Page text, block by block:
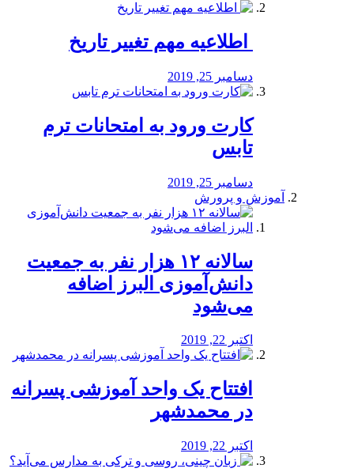
️ اطلاعیه مهم تغییر تاریخ
دسامبر 25, 2019
کارت ورود به امتحانات ترم
تابس
دسامبر 25, 2019
آموزش و پرورش
️سالانه ۱۲ هزار نفر به جمعیت
دانش‌آموزی البرز اضافه
می‌شود
اکتبر 22, 2019
افتتاح یک واحد آموزشی پسرانه
در محمدشهر
اکتبر 22, 2019